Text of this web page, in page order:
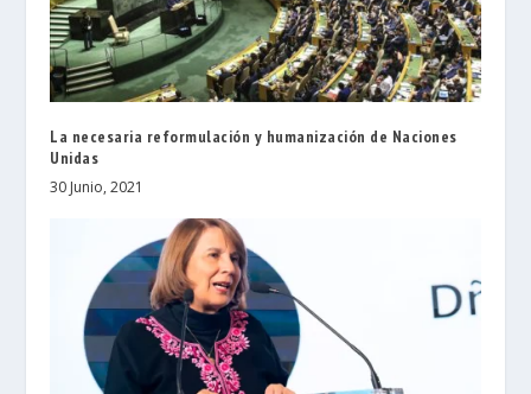
La necesaria reformulación y humanización de Naciones
Unidas
30 Junio, 2021